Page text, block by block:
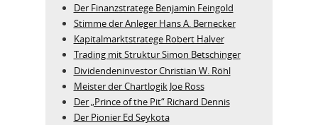
Der Finanzstratege Benjamin Feingold
Stimme der Anleger Hans A. Bernecker
Kapitalmarktstratege Robert Halver
Trading mit Struktur Simon Betschinger
Dividendeninvestor Christian W. Röhl
Meister der Chartlogik Joe Ross
Der „Prince of the Pit“ Richard Dennis
Der Pionier Ed Seykota